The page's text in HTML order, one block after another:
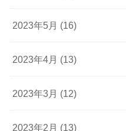
2023年5月 (16)
2023年4月 (13)
2023年3月 (12)
2023年2月 (13)